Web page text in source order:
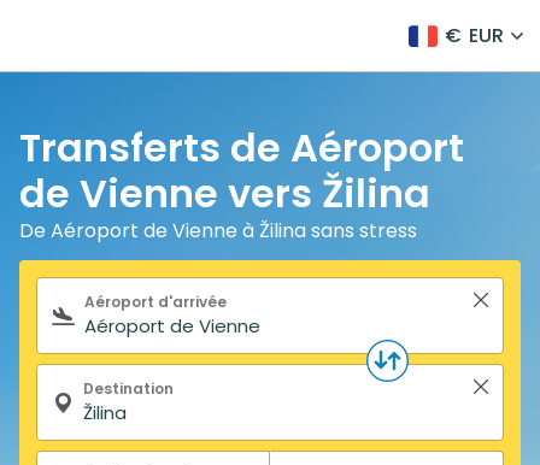
€ EUR
Transferts de Aéroport
de Vienne vers Žilina
De Aéroport de Vienne à Žilina sans stress
Formulaire de recherche
Aéroport d'arrivée
Destination